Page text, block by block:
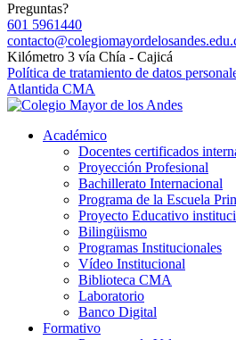
Preguntas?
601 5961440
Kilómetro 3 vía Chía - Cajicá
Política de tratamiento de datos
Atlantida CMA
Académico
Docentes certificados
Proyección Profesional
Bachillerato Internacional
Programa de la Escuela
Proyecto Educativo
Bilingüismo
Programas Institucionales
Vídeo Institucional
Biblioteca CMA
Laboratorio
Banco Digital
Formativo